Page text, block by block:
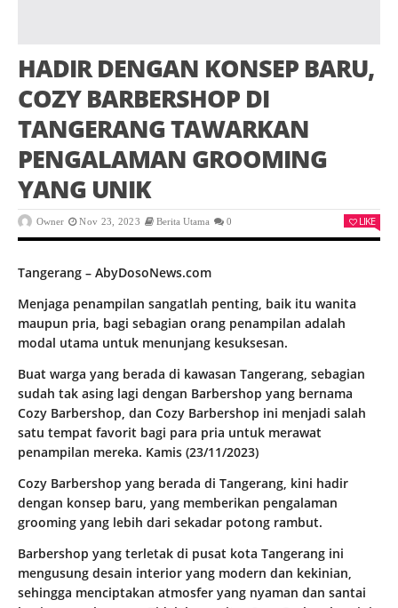
HADIR DENGAN KONSEP BARU,
COZY BARBERSHOP DI
TANGERANG TAWARKAN
PENGALAMAN GROOMING
YANG UNIK
Owner Nov 23, 2023 Berita Utama 0 LIKE
Tangerang – AbyDosoNews.com
Menjaga penampilan sangatlah penting, baik itu wanita
maupun pria, bagi sebagian orang penampilan adalah
modal utama untuk menunjang kesuksesan.
Buat warga yang berada di kawasan Tangerang, sebagian
sudah tak asing lagi dengan Barbershop yang bernama
Cozy Barbershop, dan Cozy Barbershop ini menjadi salah
satu tempat favorit bagi para pria untuk merawat
penampilan mereka. Kamis (23/11/2023)
Cozy Barbershop yang berada di Tangerang, kini hadir
dengan konsep baru, yang memberikan pengalaman
grooming yang lebih dari sekadar potong rambut.
Barbershop yang terletak di pusat kota Tangerang ini
mengusung desain interior yang modern dan kekinian,
sehingga menciptakan atmosfer yang nyaman dan santai